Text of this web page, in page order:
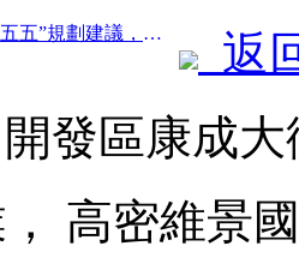
前一篇：安徽發布“十五五”規劃建議，把文化旅游業打造成為支柱產業
返
發區康成
， 高密維